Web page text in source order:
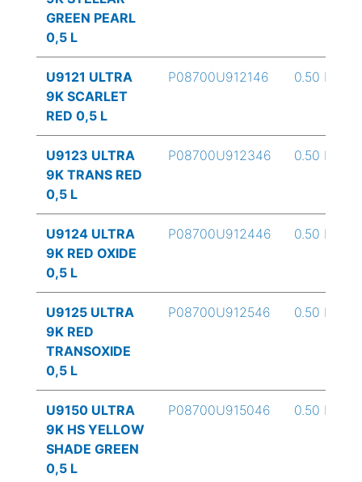
GREEN PEARL
0,5 L
U9121 ULTRA
9K SCARLET
RED 0,5 L
P08700U912146 0.50 L
U9123 ULTRA
9K TRANS RED
0,5 L
P08700U912346 0.50 L
U9124 ULTRA
9K RED OXIDE
0,5 L
P08700U912446 0.50 L
U9125 ULTRA
9K RED
TRANSOXIDE
0,5 L
P08700U912546 0.50 L
U9150 ULTRA
9K HS YELLOW
SHADE GREEN
0,5 L
P08700U915046 0.50 L